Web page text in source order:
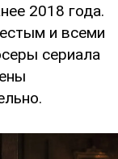
2018 года.
и всеми
сериала